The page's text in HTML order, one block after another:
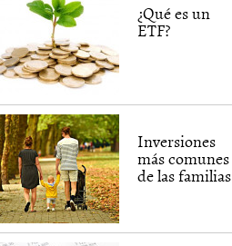
¿Qué es un
ETF?
Inversiones
más comunes
de las familias